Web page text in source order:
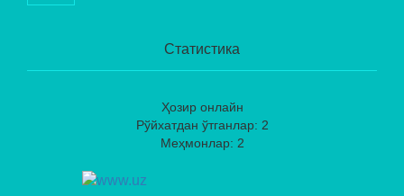
Статистика
Ҳозир онлайн
Рўйхатдан ўтганлар: 2
Меҳмонлар: 2